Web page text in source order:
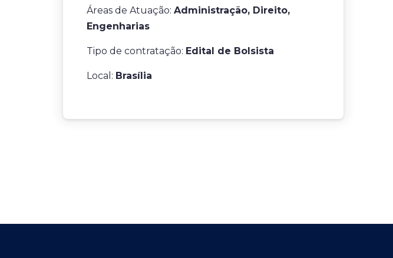
Áreas de Atuação: Administração, Direito,
Engenharias
Tipo de contratação: Edital de Bolsista
Local: Brasília